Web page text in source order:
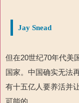
Jay Snead
但在20世纪70年代美
国家。中国确实无法
有十五亿人要养活并
可能的。